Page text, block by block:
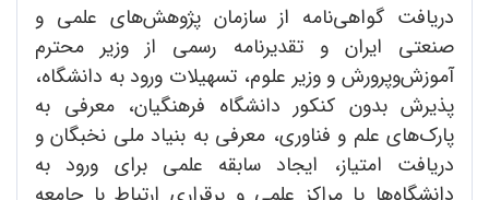
دریافت گواهی‌نامه از سازمان پژوهش‌های علمی و
صنعتی ایران و تقدیرنامه رسمی از وزیر محترم
آموزش‌وپرورش و وزیر علوم، تسهیلات ورود به دانشگاه،
پذیرش بدون کنکور دانشگاه فرهنگیان، معرفی به
پارک‌های علم و فناوری، معرفی به بنیاد ملی نخبگان و
دریافت امتیاز، ایجاد سابقه علمی برای ورود به